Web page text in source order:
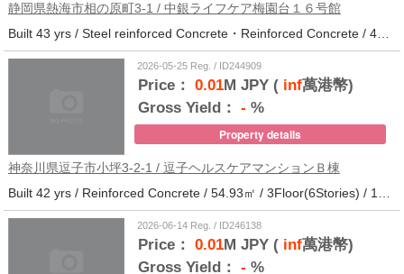
静岡県熱海市相の原町3-1 / 中銀ライフケア梅園台１６号館
Built 43 yrs / Steel reinforced Concrete・Reinforced Concrete / 44.37㎡ / 5Floor(14Stories) / 294Units / Distance from the station.25
2026-05-25 Reg. / ID244909
Price： 0.01M JPY (inf萬港幣)
Gross Yield： - %
Property details
神奈川県逗子市小坪3-2-1 / 逗子ヘルスケアマンションＢ棟
2026-06-14 Reg. / ID246138
Price： 0.01M JPY (inf萬港幣)
Gross Yield： - %